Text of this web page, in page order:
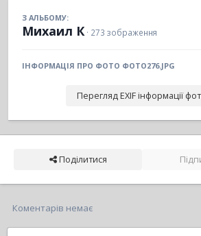
З АЛЬБОМУ:
Михаил К · 273 зображення
ІНФОРМАЦІЯ ПРО ФОТО ФОТО276.JPG
Перегляд EXIF інформації
Поділитися
Коментарів немає